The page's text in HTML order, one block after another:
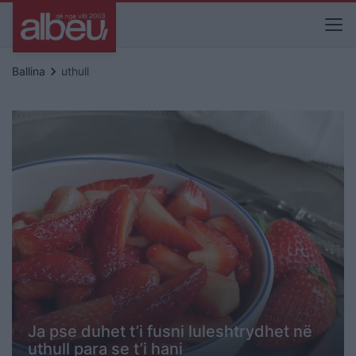
Ballina keyboard_arrow_right uthull
Ja pse duhet t’i fusni luleshtrydhet në
uthull para se t’i hani